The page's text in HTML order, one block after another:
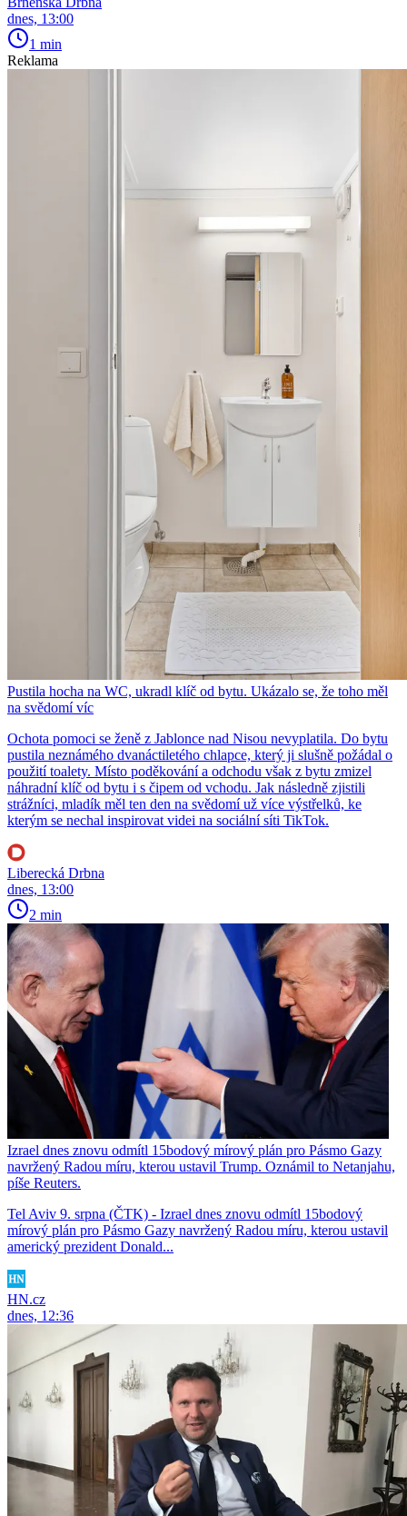
dnes, 13:00
1 min
Reklama
Pustila hocha na WC, ukradl klíč od bytu. Ukázalo se, že toho měl
na svědomí víc
Ochota pomoci se ženě z Jablonce nad Nisou nevyplatila. Do bytu
pustila neznámého dvanáctiletého chlapce, který ji slušně požádal o
použití toalety. Místo poděkování a odchodu však z bytu zmizel
náhradní klíč od bytu i s čipem od vchodu. Jak následně zjistili
strážníci, mladík měl ten den na svědomí už více výstřelků, ke
kterým se nechal inspirovat videi na sociální síti TikTok.
Liberecká Drbna
dnes, 13:00
2 min
Izrael dnes znovu odmítl 15bodový mírový plán pro Pásmo Gazy
navržený Radou míru, kterou ustavil Trump. Oznámil to Netanjahu,
píše Reuters.
Tel Aviv 9. srpna (ČTK) - Izrael dnes znovu odmítl 15bodový
mírový plán pro Pásmo Gazy navržený Radou míru, kterou ustavil
americký prezident Donald...
HN.cz
dnes, 12:36